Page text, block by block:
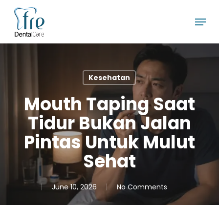
main
content
Menu
Kesehatan
Mouth Taping Saat
Tidur Bukan Jalan
Pintas Untuk Mulut
Sehat
June 10, 2026 No Comments